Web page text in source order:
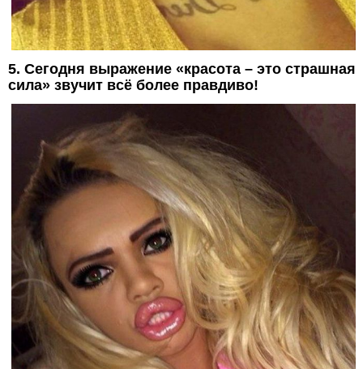
5. Сегодня выражение «красота – это страшная
сила» звучит всё более правдиво!